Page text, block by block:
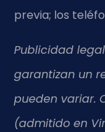
previa; los
Publicidad
garantizan un
pueden variar.
(admitido en